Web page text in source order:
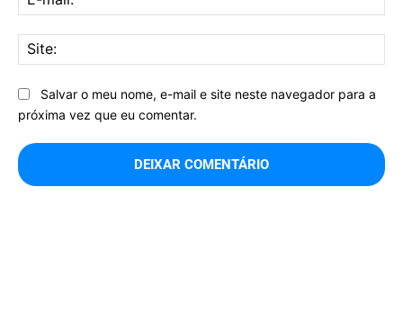
Salvar o meu nome, e-mail e site neste navegador para a
próxima vez que eu comentar.